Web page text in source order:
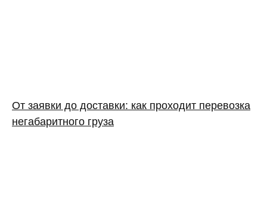
От заявки до доставки: как проходит перевозка
негабаритного груза